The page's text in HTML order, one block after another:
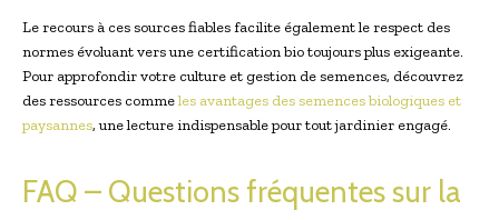
Le recours à ces sources fiables facilite également le respect des
normes évoluant vers une certification bio toujours plus exigeante.
Pour approfondir votre culture et gestion de semences, découvrez
des ressources commeles avantages des semences biologiques et
paysannes, une lecture indispensable pour tout jardinier engagé.
FAQ – Questions fréquentes sur la